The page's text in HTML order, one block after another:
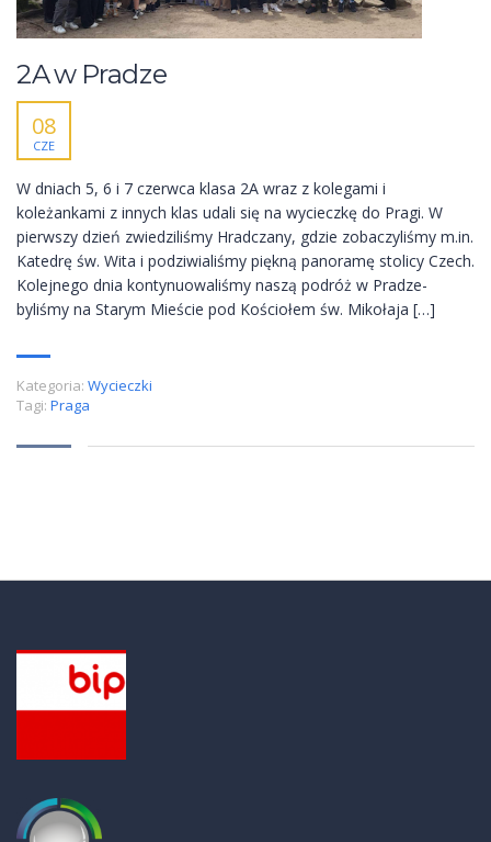
2A w Pradze
08
CZE
W dniach 5, 6 i 7 czerwca klasa 2A wraz z kolegami i
koleżankami z innych klas udali się na wycieczkę do Pragi. W
pierwszy dzień zwiedziliśmy Hradczany, gdzie zobaczyliśmy m.in.
Katedrę św. Wita i podziwialiśmy piękną panoramę stolicy Czech.
Kolejnego dnia kontynuowaliśmy naszą podróż w Pradze-
byliśmy na Starym Mieście pod Kościołem św. Mikołaja […]
Kategoria: Wycieczki
Tagi: Praga